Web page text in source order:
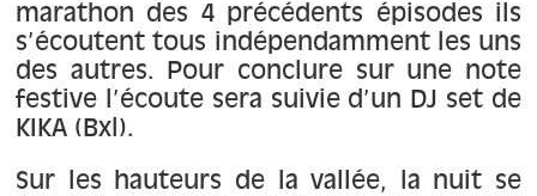
marathon des 4 précédents épisodes ils
s’écoutent tous indépendamment les uns
des autres. Pour conclure sur une note
festive l’écoute sera suivie d’un DJ set de
KIKA (Bxl).
Sur les hauteurs de la vallée, la nuit se